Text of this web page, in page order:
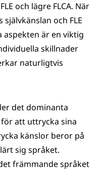
och lägre FLCA. När
och FLE
aspekten är en viktig
skillnader
naturligtvis
det dominanta
att uttrycka sina
känslor beror på
sig språket.
främmande språket